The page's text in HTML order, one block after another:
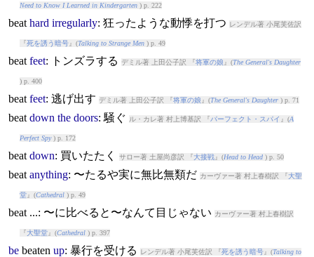
Need to Know I Learned in Kindergarten) p. 222
beat hard irregularly: 狂ったような動悸を打つ レンデル著 小尾芙佐訳
『死を誘う暗号』(Talking to Strange Men) p. 49
beat feet: トンズラする デミル著 上田公子訳 『将軍の娘 』(The General's Daughter
) p. 400
beat feet: 逃げ出す デミル著 上田公子訳 『将軍の娘 』(The General's Daughter) p. 71
beat down the doors: 騒ぐ ル・カレ著 村上博基訳 『パーフェクト・スパイ 』(A
Perfect Spy) p. 172
beat down: 買いたたく サロー著 土屋尚彦訳 『大接戦』(Head to Head) p. 50
beat anything: 〜たるや実に無比無類だ カーヴァー著 村上春樹訳 『大聖
堂』(Cathedral) p. 49
beat...: 〜に比べると〜なんて目じゃない カーヴァー著 村上春樹訳
『大聖堂』(Cathedral) p. 397
be beaten up: 暴行を受ける レンデル著 小尾芙佐訳 『死を誘う暗号』(Talking to